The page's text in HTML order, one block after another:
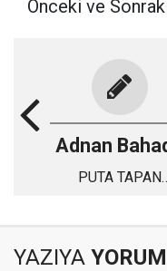
Önceki ve
Adnan
PUTA TAPAN
YAZIYA